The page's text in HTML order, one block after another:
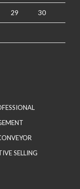
29 30
SELLING